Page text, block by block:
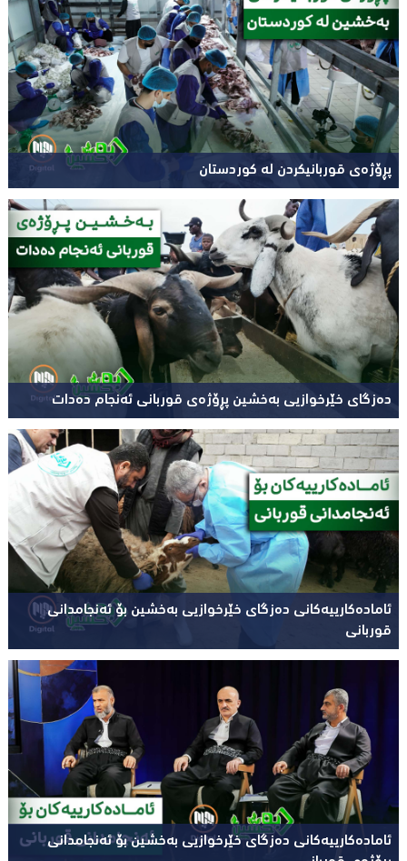
پڕۆژەی قوربانیکردن لە کوردستان
دەزگای خێرخوازیی بەخشین پڕۆژەی قوربانی ئەنجام دەدات
ئامادەکارییەکانی دەزگای خێرخوازیی بەخشین بۆ ئەنجامدانی
قوربانی
ئامادەکارییەکانی دەزگای خێرخوازیی بەخشین بۆ ئەنجامدانی